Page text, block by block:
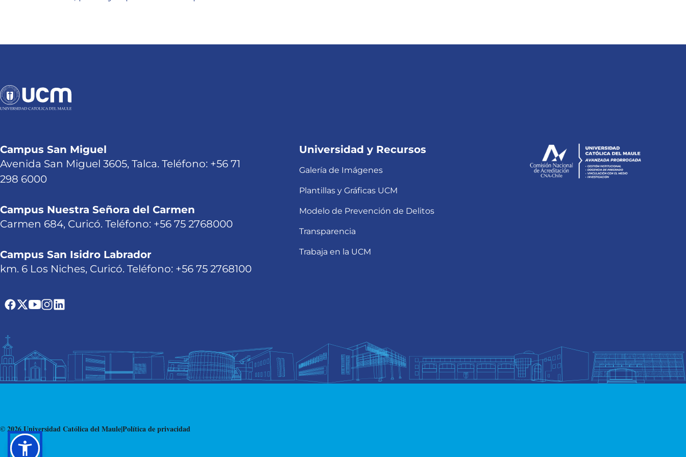
Campus San Miguel
Avenida San Miguel 3605, Talca. Teléfono: +56 71
298 6000
Campus Nuestra Señora del Carmen
Carmen 684, Curicó. Teléfono: +56 75 2768000
Campus San Isidro Labrador
km. 6 Los Niches, Curicó. Teléfono: +56 75 2768100
Universidad y Recursos
Galería de Imágenes
Plantillas y Gráficas UCM
Modelo de Prevención de Delitos
Transparencia
Trabaja en la UCM
© 2026 Universidad Católica del Maule|Política de privacidad